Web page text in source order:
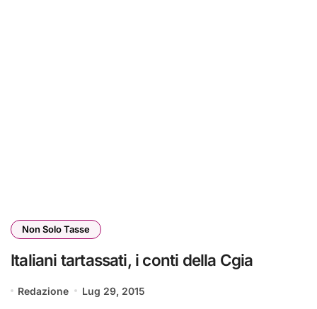
Non Solo Tasse
Italiani tartassati, i conti della Cgia
Redazione Lug 29, 2015